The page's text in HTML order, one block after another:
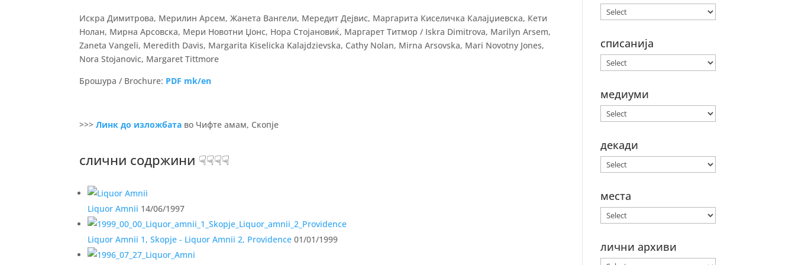
Искра Димитрова, Мерилин Арсем, Жанета Вангели, Мередит Дејвис, Маргарита Киселичка Калајџиевска, Кети
Нолан, Мирна Арсовска, Мери Новотни Џонс, Нора Стојановиќ, Маргарет Титмор / Iskra Dimitrova, Marilyn Arsem,
Zaneta Vangeli, Meredith Davis, Margarita Kiselicka Kalajdzievska, Cathy Nolan, Mirna Arsovska, Mari Novotny Jones,
Nora Stojanovic, Margaret Tittmore
Брошура / Brochure: PDF mk/en
>>>Линк до изложбата во Чифте амам, Скопје
слични содржини ☟☟☟☟
Liquor Amnii 14/06/1997
Liquor Amnii 1, Skopje - Liquor Amnii 2, Providence 01/01/1999
списанија
медиуми
декади
места
лични архиви